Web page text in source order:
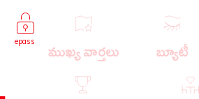
epass
ముఖ్య వార్తలు బ్యూటీ